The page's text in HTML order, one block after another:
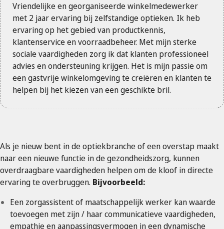
Vriendelijke en georganiseerde winkelmedewerker
met 2 jaar ervaring bij zelfstandige optieken. Ik heb
ervaring op het gebied van productkennis,
klantenservice en voorraadbeheer. Met mijn sterke
sociale vaardigheden zorg ik dat klanten professioneel
advies en ondersteuning krijgen. Het is mijn passie om
een gastvrije winkelomgeving te creiëren en klanten te
helpen bij het kiezen van een geschikte bril.
Als je nieuw bent in de optiekbranche of een overstap maakt
naar een nieuwe functie in de gezondheidszorg, kunnen
overdraagbare vaardigheden helpen om de kloof in directe
ervaring te overbruggen. Bijvoorbeeld:
Een zorgassistent of maatschappelijk werker kan waarde
toevoegen met zijn / haar communicatieve vaardigheden,
empathie en aanpassingsvermogen in een dynamische